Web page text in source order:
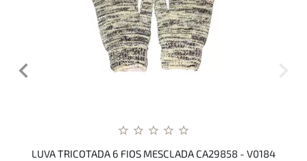
LUVA TRICOTADA 6 FIOS MESCLADA CA29858 - V0184